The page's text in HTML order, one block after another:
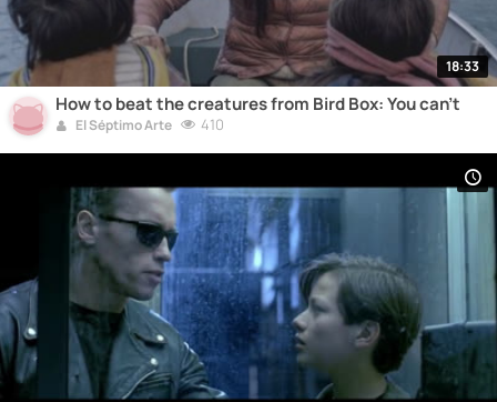
18:33
How to beat the creatures from Bird Box: You can't
El Séptimo Arte 410